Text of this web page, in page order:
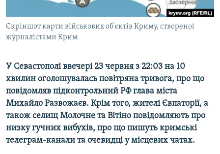
Скріншот карти військових об'єктів Криму, створеної
журналістами Крим
У Севастополі ввечері 23 червня з 22:03 на 10
хвилин оголошувалась повітряна тривога, про що
повідомляв підконтрольний РФ глава міста
Михайло Развожаєв. Крім того, жителі Євпаторії, а
також селищ Молочне та Вітіно повідомляють про
низку гучних вибухів, про що пишуть кримські
телеграм-канали та очевидці у місцевих чатах.